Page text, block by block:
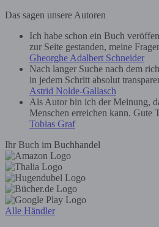
Das sagen unsere Autoren
Ich habe schon ein Buch
zur Seite gestanden, meine
Gheorghe Adalbert Schneider
Nach langer Suche nach dem
in jedem Schritt absolut
Astrid Nolde-Gallasch
Als Autor bin ich der Meinung,
Menschen erreichen kann. Gute
Tobias Graf
Ihr Buch im Buchhandel
Alle Händler